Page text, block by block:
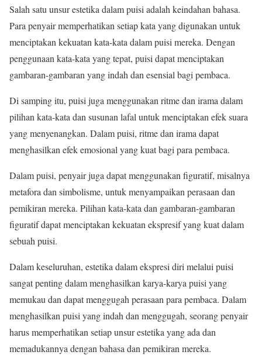
Salah satu unsur estetika dalam puisi adalah keindahan bahasa.
Para penyair memperhatikan setiap kata yang digunakan untuk
menciptakan kekuatan kata-kata dalam puisi mereka. Dengan
penggunaan kata-kata yang tepat, puisi dapat menciptakan
gambaran-gambaran yang indah dan esensial bagi pembaca.
Di samping itu, puisi juga menggunakan ritme dan irama dalam
pilihan kata-kata dan susunan lafal untuk menciptakan efek suara
yang menyenangkan. Dalam puisi, ritme dan irama dapat
menghasilkan efek emosional yang kuat bagi para pembaca.
Dalam puisi, penyair juga dapat menggunakan figuratif, misalnya
metafora dan simbolisme, untuk menyampaikan perasaan dan
pemikiran mereka. Pilihan kata-kata dan gambaran-gambaran
figuratif dapat menciptakan kekuatan ekspresif yang kuat dalam
sebuah puisi.
Dalam keseluruhan, estetika dalam ekspresi diri melalui puisi
sangat penting dalam menghasilkan karya-karya puisi yang
memukau dan dapat menggugah perasaan para pembaca. Dalam
menghasilkan puisi yang indah dan menggugah, seorang penyair
harus memperhatikan setiap unsur estetika yang ada dan
memadukannya dengan bahasa dan pemikiran mereka.